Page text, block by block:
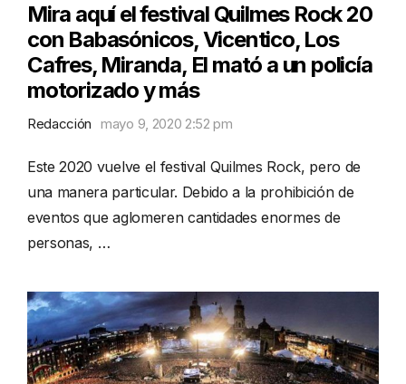
Mira aquí el festival Quilmes Rock 20
con Babasónicos, Vicentico, Los
Cafres, Miranda, El mató a un policía
motorizado y más
Redacción mayo 9, 2020 2:52 pm
Este 2020 vuelve el festival Quilmes Rock, pero de
una manera particular. Debido a la prohibición de
eventos que aglomeren cantidades enormes de
personas, …